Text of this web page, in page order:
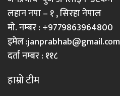
लहान नपा – १ , सिरहा नेपाल
मो. नम्बर : +9779863964800
इमेल :janprabhab@gmail.com
दर्ता नम्बर : ११८
हाम्रो टीम